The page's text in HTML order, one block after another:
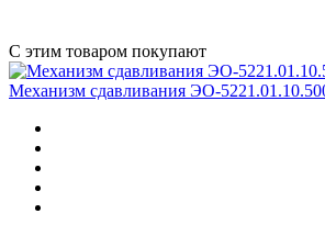
С этим товаром покупают
Механизм сдавливания ЭО-